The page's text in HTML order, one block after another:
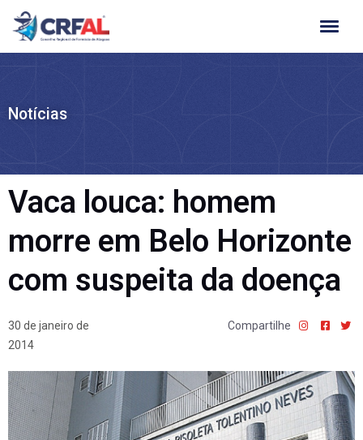
Ir
para
Notícias
Vaca louca: homem
morre em Belo Horizonte
com suspeita da doença
30 de janeiro de
2014
Compartilhe